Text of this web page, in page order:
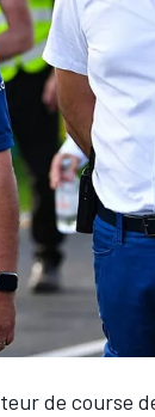
de course